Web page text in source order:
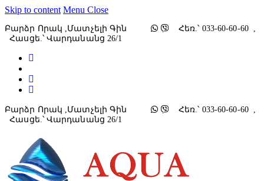
Skip to content Menu Close
Բարձր Որակ ,մատչելի Գին
Հեռ.՝ 033-60-60-60 ,
Հասցե.՝ Վարդանանց 26/1
Բարձր Որակ ,մատչելի Գին
Հեռ.՝ 033-60-60-60 ,
Հասցե.՝ Վարդանանց 26/1